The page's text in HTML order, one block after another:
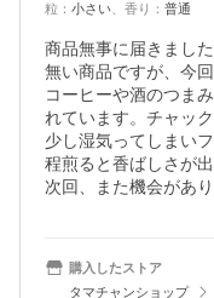
粒 ： 小さい 香り ： 普通
商品無事に届きまし
無い商品ですが、今
コーヒーや酒のつま
れています。チャッ
少し湿気ってしまい
程煎ると香ばしさが出
次回、また機会があ
購入したストア
タマチャンショップ